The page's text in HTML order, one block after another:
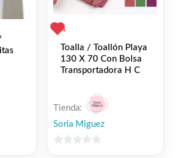
1
Toalla / Toallón Playa
130 X 70 Con Bolsa
Transportadora H C
Tienda:
Soria Miguez